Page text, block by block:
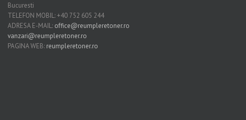
Bucuresti
TELEFON MOBIL: +40 752 605 244
ADRESA E-MAIL: office@reumpleretoner.ro
vanzari@reumpleretoner.ro
PAGINA WEB: reumpleretoner.ro